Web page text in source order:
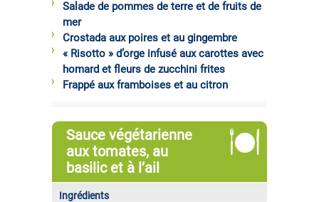
Salade de pommes de terre et de fruits de
mer
Crostada aux poires et au gingembre
« Risotto » d’orge infusé aux carottes avec
homard et fleurs de zucchini frites
Frappé aux framboises et au citron
Sauce végétarienne
aux tomates, au
basilic et à l’ail
Ingrédients